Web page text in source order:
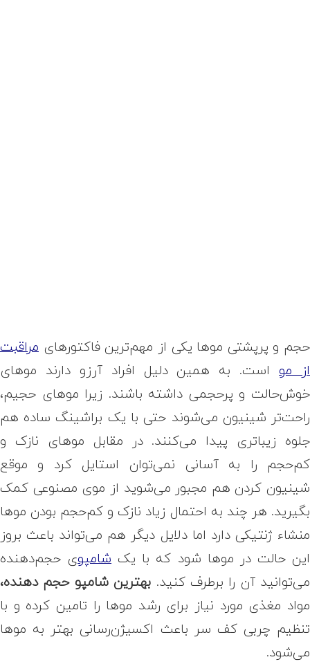
حجم و پرپشتی موها یکی از مهم‌ترین فاکتورهایمراقبت
از مواست. به همین دلیل افراد آرزو دارند موهای
خوش‌حالت و پرحجمی داشته باشند. زیرا موهای حجیم،
راحت‌تر شینیون می‌شوند حتی با یک براشینگ ساده هم
جلوه زیباتری پیدا می‌کنند. در مقابل موهای نازک و
کم‌حجم را به آسانی نمی‌توان استایل کرد و موقع
شینیون کردن هم مجبور می‌شوید از موی مصنوعی کمک
بگیرید. هر چند به احتمال زیاد نازک و کم‌حجم بودن موها
منشاء ژنتیکی دارد اما دلایل دیگر هم می‌تواند باعث بروز
این حالت در موها شود که با یک شامپوی حجم‌دهنده
می‌توانید آن را برطرف کنید. بهترین شامپو حجم دهنده،
مواد مغذی مورد نیاز برای رشد موها را تامین کرده و با
تنظیم چربی کف سر باعث اکسیژن‌رسانی بهتر به موها
می‌شود.